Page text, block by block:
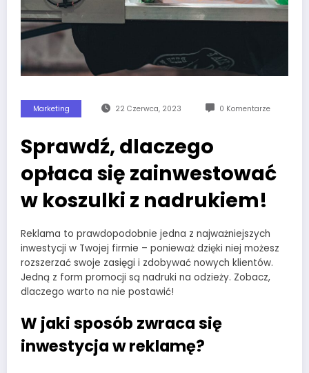
Marketing 22 Czerwca, 2023 0 Komentarze
Sprawdź, dlaczego
opłaca się zainwestować
w koszulki z nadrukiem!
Reklama to prawdopodobnie jedna z najważniejszych
inwestycji w Twojej firmie – ponieważ dzięki niej możesz
rozszerzać swoje zasięgi i zdobywać nowych klientów.
Jedną z form promocji są nadruki na odzieży. Zobacz,
dlaczego warto na nie postawić!
W jaki sposób zwraca się
inwestycja w reklamę?